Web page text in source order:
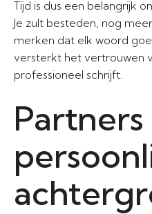
Tijd is dus een belangrijk
Je zult besteden, nog
merken dat elk woord
versterkt het vertrouwen
professioneel schrijft.
Partners